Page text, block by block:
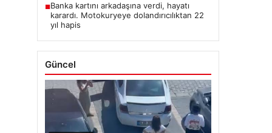
■Banka kartını arkadaşına verdi, hayatı
karardı. Motokuryeye dolandırıcılıktan 22
yıl hapis
Güncel